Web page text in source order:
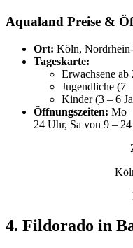
Aqualand Preise &
Ort: Köln,
Tageskarte:
Erwachsene ab
Jugendliche (7
Kinder (3 – 6
Öffnungszeiten: Mo
24 Uhr, Sa von 9 –
4. Fildorado in